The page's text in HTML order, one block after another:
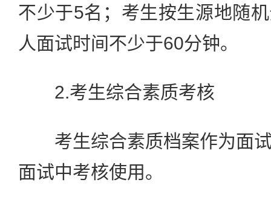
不少于5名；考生按生源地随
人面试时间不少于60分钟。
2.考生综合素质考核
考生综合素质档案作为面试
面试中考核使用。